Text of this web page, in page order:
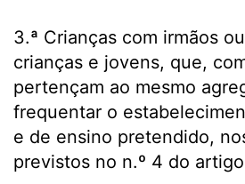
3.ª Crianças com irmãos
crianças e jovens, que,
pertençam ao mesmo
frequentar o
e de ensino pretendido,
previstos no n.º 4 do